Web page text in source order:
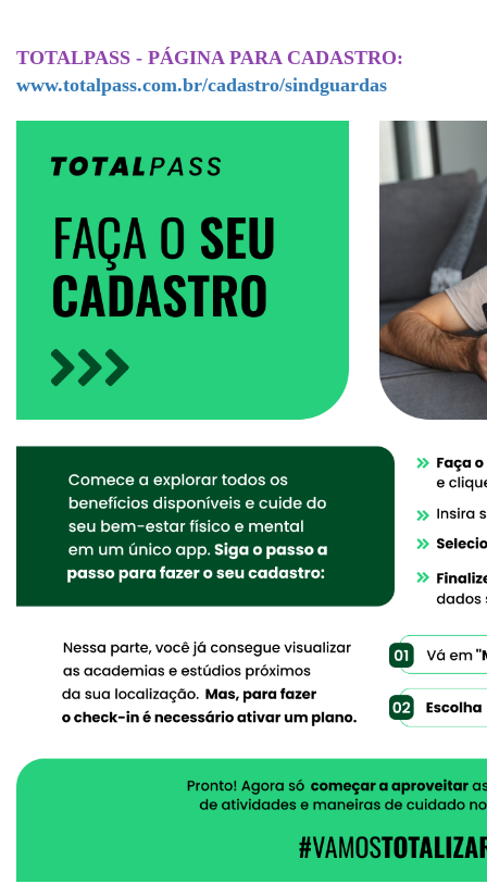
TOTALPASS - PÁGINA PARA CADASTRO:
www.totalpass.com.br/cadastro/sindguardas